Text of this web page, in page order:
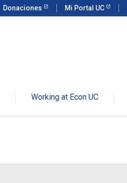
Donaciones Mi Portal UC
Working at Econ UC